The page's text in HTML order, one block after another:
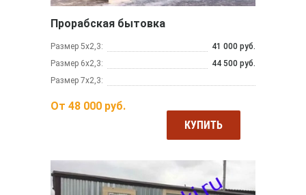
Прорабская бытовка
Размер 5х2,3:
41 000 руб.
Размер 6х2,3:
44 500 руб.
Размер 7х2,3:
От 48 000 руб.
КУПИТЬ